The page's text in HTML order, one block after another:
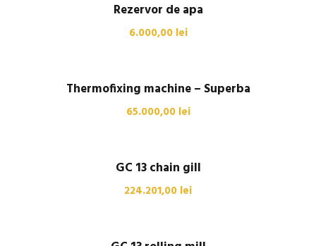
Rezervor de apa
6.000,00 lei
Thermofixing machine – Superba
65.000,00 lei
GC 13 chain gill
224.201,00 lei